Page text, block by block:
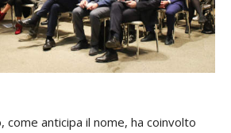
come anticipa il nome, ha coinvolto